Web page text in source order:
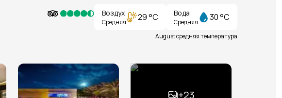
Воздух
Средняя 29 °C Вода
Средняя 30 °C
August средняя температура
+23